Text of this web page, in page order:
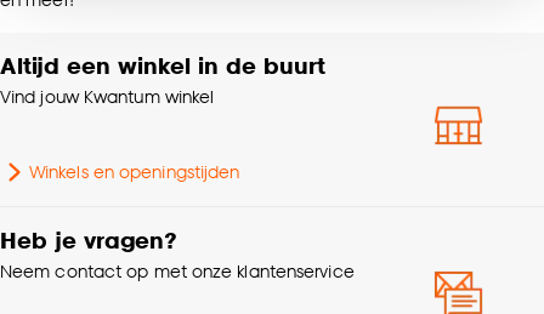
noodzakelijke cookies te accepteren. Je kunt er ook
accepteren door op ‘Cookies aanpassen’ te
klikken.
Goed om te weten is dat je deze keuze altijd nog
kan aanpassen, bekijk hiervoor onze
Wasvoorschriften
Soort stof
Mate verduisterend 100% Verduisterend
Altijd een winkel in de buurt
Vind jouw Kwantum winkel
Winkels en openingstijden
Heb je vragen?
Neem contact op met onze klantenservice